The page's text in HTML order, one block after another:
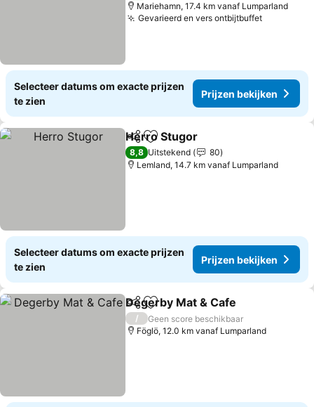
Mariehamn, 17.4 km vanaf Lumparland
Gevarieerd en vers ontbijtbuffetPrijzen
Selecteer datums om exacte prijzen
te zien
Prijzen bekijken
DelenToevoegen aan favorieten
Herro Stugor
8,8 Uitstekend
80
Lemland, 14.7 km vanaf Lumparland
Selecteer datums om exacte prijzen
te zien
Prijzen bekijken
DelenToevoegen aan favorieten
Degerby Mat & Cafe
/
Geen score beschikbaar
Föglö, 12.0 km vanaf Lumparland